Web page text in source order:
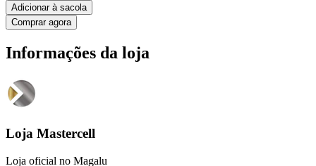
Adicionar à sacola
Comprar agora
Informações da loja
Loja Mastercell
Loja oficial no Magalu